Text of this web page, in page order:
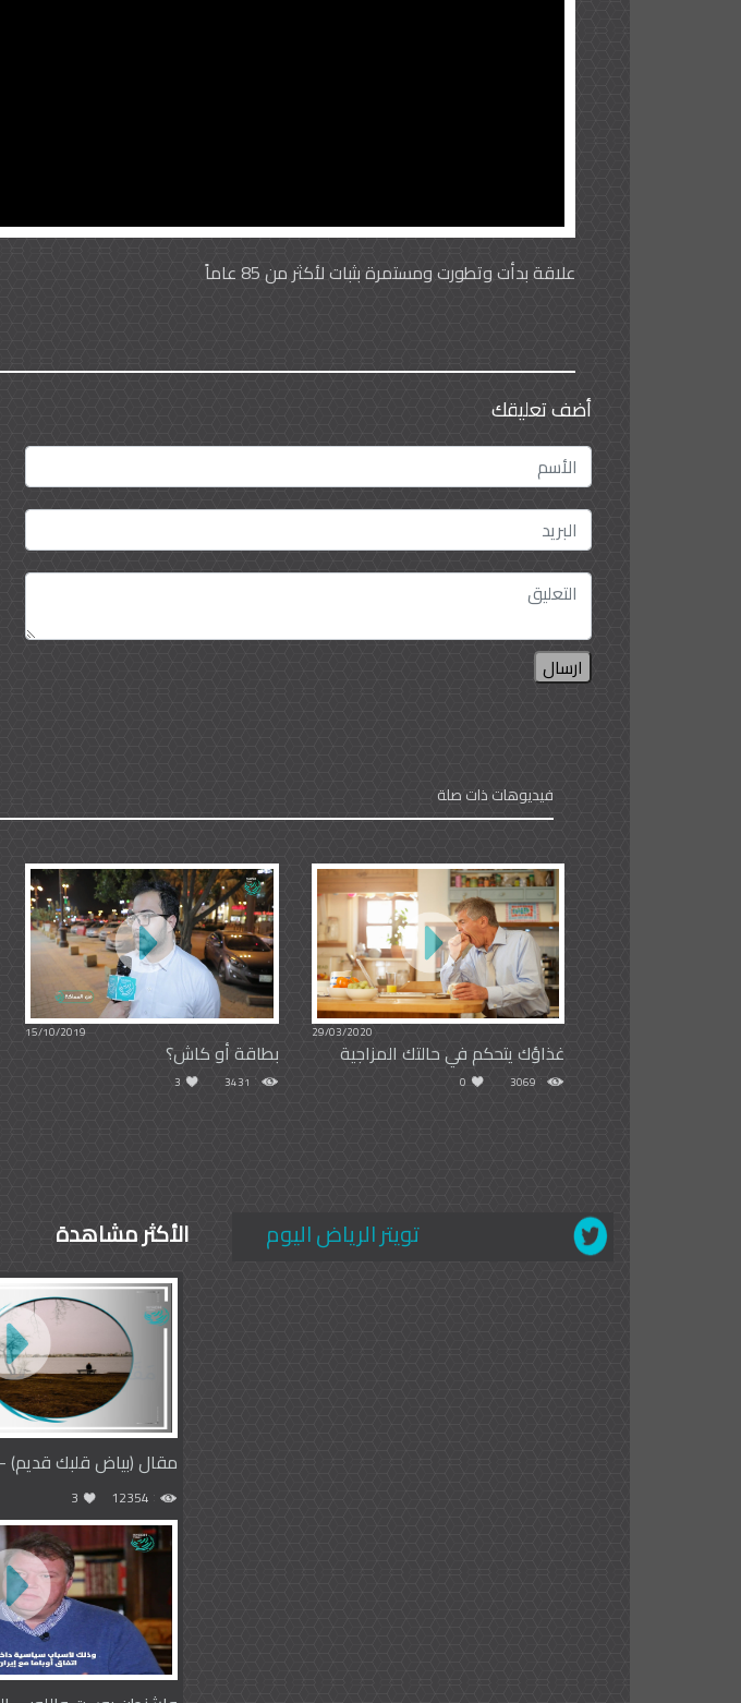
علاقة بدأت وتطورت ومستمرة بثبات لأكثر من 85 عاماً
أضف تعليقك
ارسال
فيديوهات ذات صلة
29/03/2020
غذاؤك يتحكم في حالتك المزاجية
3069
0
15/10/2019
بطاقة أو كاش؟
3431
3
تويتر الرياض اليوم الأكثر مشاهدة
مقال (بياض قلبك قديم) -
12354
3